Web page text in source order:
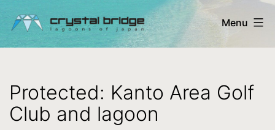
content
Ltd.
-
Menu
Protected: Kanto Area Golf
Club and lagoon